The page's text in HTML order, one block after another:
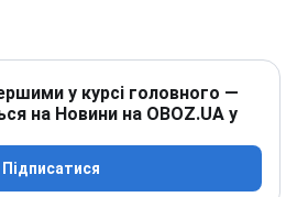
у курсі головного —
на Новини на OBOZ.UA у
Підписатися